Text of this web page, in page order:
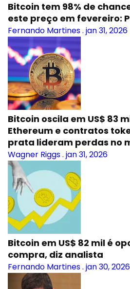
Bitcoin tem 98% de
este preço em fevereiro:
Fernando Martines. jan 31, 2026
Bitcoin oscila em US$ 83
Ethereum e contratos
prata lideram perdas no
Wagner Riggs. jan 31, 2026
Bitcoin em US$ 82 mil é
compra, diz analista
Fernando Martines. jan 30, 2026